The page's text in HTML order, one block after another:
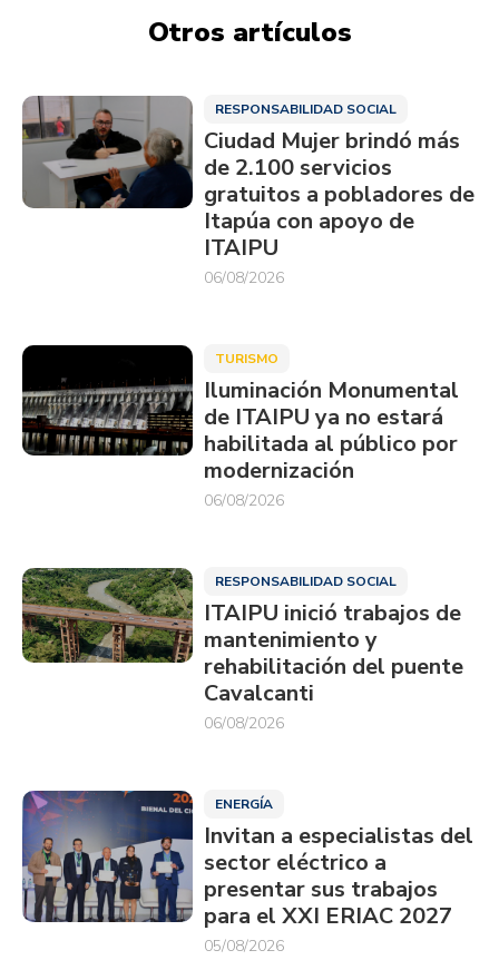
Otros artículos
RESPONSABILIDAD SOCIAL
Ciudad Mujer brindó más
de 2.100 servicios
gratuitos a pobladores de
Itapúa con apoyo de
ITAIPU
06/08/2026
TURISMO
Iluminación Monumental
de ITAIPU ya no estará
habilitada al público por
modernización
06/08/2026
RESPONSABILIDAD SOCIAL
ITAIPU inició trabajos de
mantenimiento y
rehabilitación del puente
Cavalcanti
06/08/2026
ENERGÍA
Invitan a especialistas del
sector eléctrico a
presentar sus trabajos
para el XXI ERIAC 2027
05/08/2026